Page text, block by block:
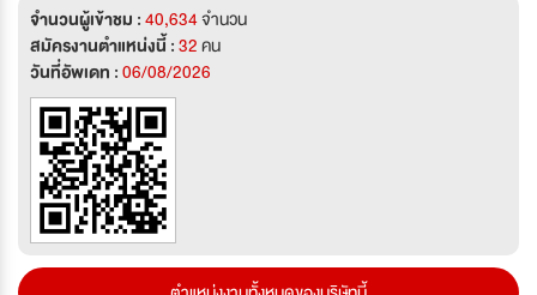
จำนวนผู้เข้าชม :40,634จำนวน
สมัครงานตำแหน่งนี้ :32คน
วันที่อัพเดท :06/08/2026